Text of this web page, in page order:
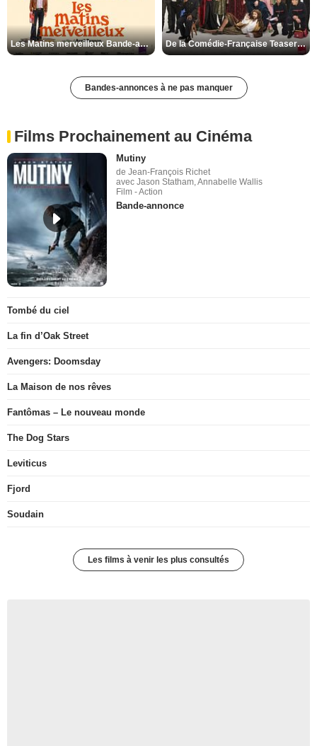
Les Matins merveilleux Bande-annonce VF De la Comédie-Française Teaser VF
Bandes-annonces à ne pas manquer
Films Prochainement au Cinéma
Mutiny
de Jean-François Richet
avec Jason Statham, Annabelle Wallis
Film - Action
Bande-annonce
Tombé du ciel
La fin d’Oak Street
Avengers: Doomsday
La Maison de nos rêves
Fantômas – Le nouveau monde
The Dog Stars
Leviticus
Fjord
Soudain
Les films à venir les plus consultés